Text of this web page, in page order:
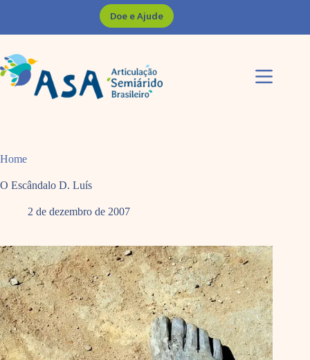
Doe e Ajude
Home
O Escândalo D. Luís
2 de dezembro de 2007